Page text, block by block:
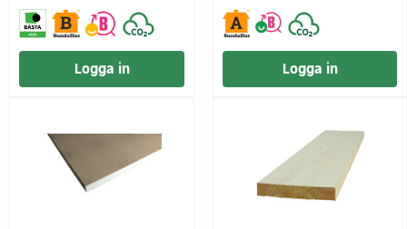
Logga in Logga in